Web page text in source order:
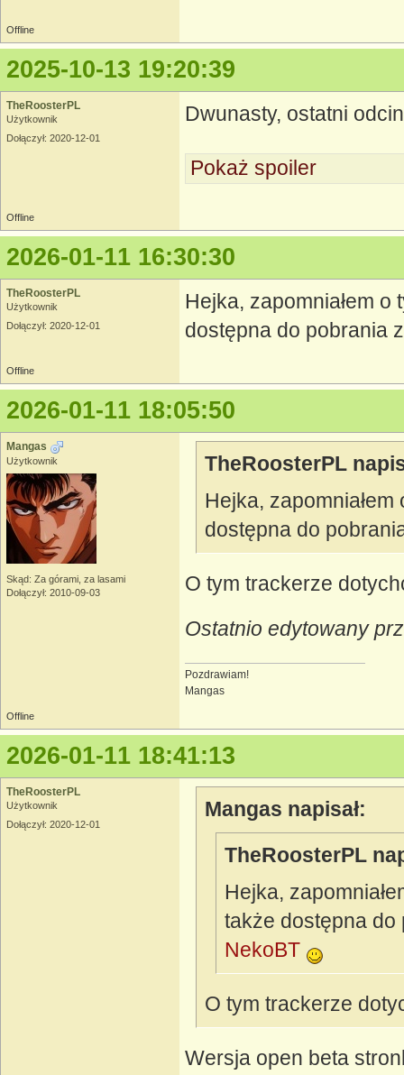
Offline
2025-10-13 19:20:39
TheRoosterPL
Użytkownik
Dołączył: 2020-12-01
Dwunasty, ostatni
Pokaż spoiler
Offline
2026-01-11 16:30:30
TheRoosterPL
Użytkownik
Dołączył: 2020-12-01
Hejka, zapomniałem
dostępna do pobrania
Offline
2026-01-11 18:05:50
Mangas
Użytkownik
Skąd: Za górami, za lasami
Dołączył: 2010-09-03
TheRoosterPL
Hejka,
dostępna do
O tym trackerze
Ostatnio edytowany
Pozdrawiam!
Mangas
Offline
2026-01-11 18:41:13
TheRoosterPL
Użytkownik
Dołączył: 2020-12-01
Mangas napisał:
TheRoosterPL
Hejka,
także dostępna do
NekoBT
O tym trackerze
Wersja open beta